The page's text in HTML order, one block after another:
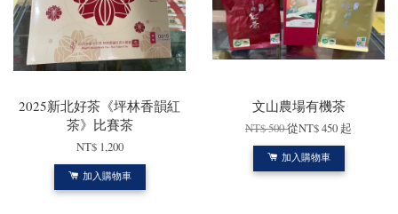
2025新北好茶《坪林香韻紅
茶》比賽茶
NT$ 1,200
加入購物車
文山農場有機茶
NT$ 500從NT$ 450 起
加入購物車